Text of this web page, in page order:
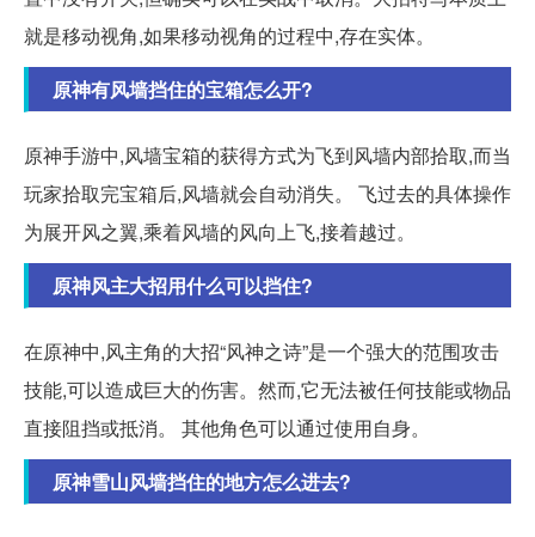
就是移动视角,如果移动视角的过程中,存在实体。
原神有风墙挡住的宝箱怎么开?
原神手游中,风墙宝箱的获得方式为飞到风墙内部拾取,而当
玩家拾取完宝箱后,风墙就会自动消失。 飞过去的具体操作
为展开风之翼,乘着风墙的风向上飞,接着越过。
原神风主大招用什么可以挡住?
在原神中,风主角的大招“风神之诗”是一个强大的范围攻击
技能,可以造成巨大的伤害。然而,它无法被任何技能或物品
直接阻挡或抵消。 其他角色可以通过使用自身。
原神雪山风墙挡住的地方怎么进去?